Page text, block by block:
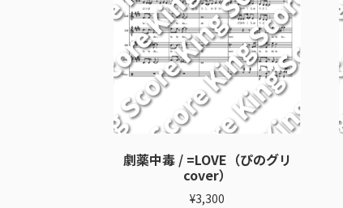
劇薬中毒 / =LOVE（ぴのグリ
cover）
¥3,300